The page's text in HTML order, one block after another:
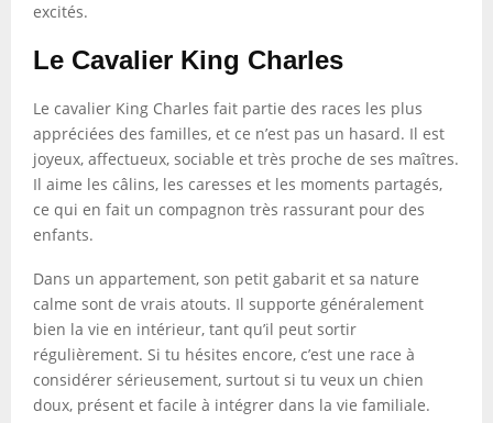
excités.
Le Cavalier King Charles
Le cavalier King Charles fait partie des races les plus
appréciées des familles, et ce n’est pas un hasard. Il est
joyeux, affectueux, sociable et très proche de ses maîtres.
Il aime les câlins, les caresses et les moments partagés,
ce qui en fait un compagnon très rassurant pour des
enfants.
Dans un appartement, son petit gabarit et sa nature
calme sont de vrais atouts. Il supporte généralement
bien la vie en intérieur, tant qu’il peut sortir
régulièrement. Si tu hésites encore, c’est une race à
considérer sérieusement, surtout si tu veux un chien
doux, présent et facile à intégrer dans la vie familiale.